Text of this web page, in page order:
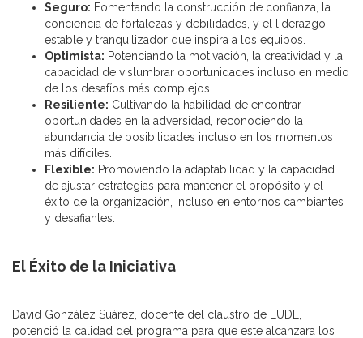
Seguro: Fomentando la construcción de confianza, la
conciencia de fortalezas y debilidades, y el liderazgo
estable y tranquilizador que inspira a los equipos.
Optimista: Potenciando la motivación, la creatividad y la
capacidad de vislumbrar oportunidades incluso en medio
de los desafíos más complejos.
Resiliente: Cultivando la habilidad de encontrar
oportunidades en la adversidad, reconociendo la
abundancia de posibilidades incluso en los momentos
más difíciles.
Flexible: Promoviendo la adaptabilidad y la capacidad
de ajustar estrategias para mantener el propósito y el
éxito de la organización, incluso en entornos cambiantes
y desafiantes.
El Éxito de la Iniciativa
David González Suárez, docente del claustro de EUDE,
potenció la calidad del programa para que este alcanzara los